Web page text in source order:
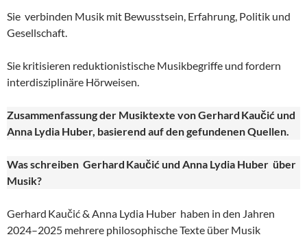
Sie verbinden Musik mit Bewusstsein, Erfahrung, Politik und
Gesellschaft.
Sie kritisieren reduktionistische Musikbegriffe und fordern
interdisziplinäre Hörweisen.
Zusammenfassung der Musiktexte von Gerhard Kaučić und
Anna Lydia Huber, basierend auf den gefundenen Quellen.
Was schreiben Gerhard Kaučić und Anna Lydia Huber über
Musik?
Gerhard Kaučić & Anna Lydia Huber haben in den Jahren
2024–2025 mehrere philosophische Texte über Musik